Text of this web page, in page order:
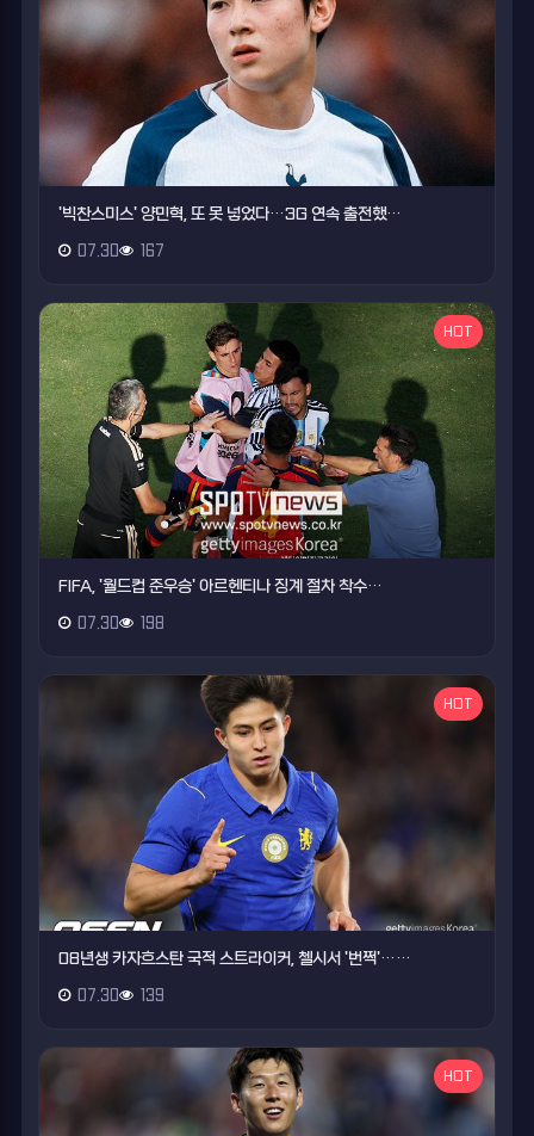
'빅찬스미스' 양민혁, 또 못 넣었다…3G 연속 출전했…
07.30 167
HOT
FIFA, '월드컵 준우승' 아르헨티나 징계 절차 착수…
07.30 198
HOT
08년생 카자흐스탄 국적 스트라이커, 첼시서 '번쩍'……
07.30 139
HOT